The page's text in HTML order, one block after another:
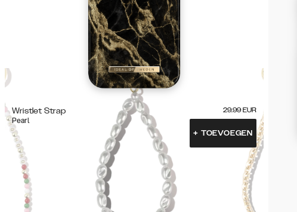
Wristlet Strap
Pearl
29.99 EUR
+ TOEVOEGEN